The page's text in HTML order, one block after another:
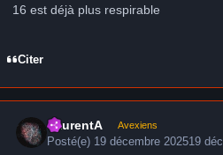
16 est déjà plus respirable
Citer
LaurentA Avexiens
Posté(e) 19 décembre 202519 déc.